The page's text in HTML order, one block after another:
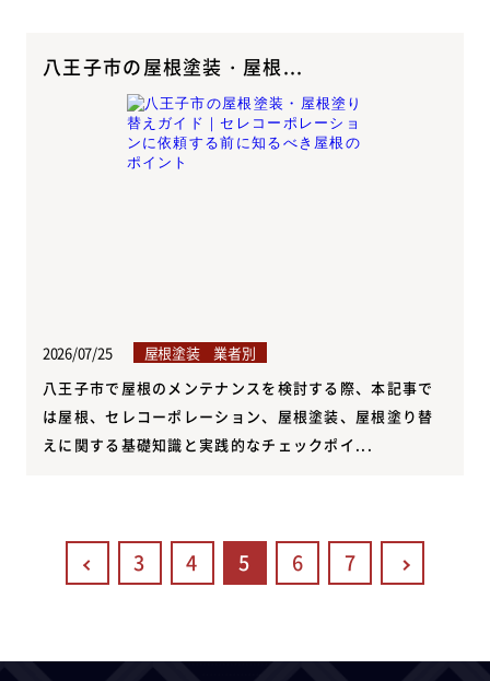
八王子市の屋根塗装・屋根...
2026/07/25
屋根塗装 業者別
八王子市で屋根のメンテナンスを検討する際、本記事で
は屋根、セレコーポレーション、屋根塗装、屋根塗り替
えに関する基礎知識と実践的なチェックポイ...
3 4 5 6 7